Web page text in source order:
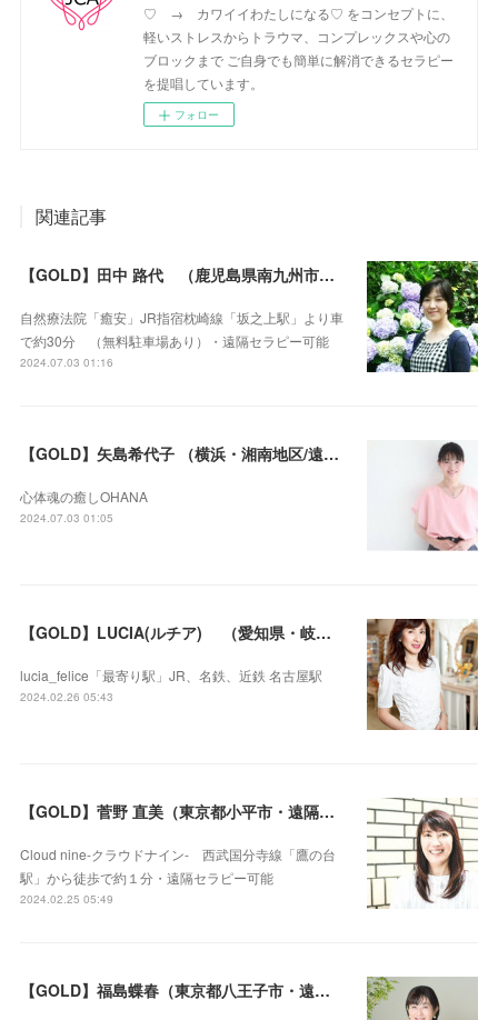
♡ → カワイイわたしになる♡ をコンセプトに、
軽いストレスからトラウマ、コンプレックスや心の
ブロックまで ご自身でも簡単に解消できるセラピー
を提唱しています。
フォロー
関連記事
【GOLD】田中 路代 （鹿児島県南九州市・遠隔セラピー可）
自然療法院「癒安」JR指宿枕崎線「坂之上駅」より車
で約30分 （無料駐車場あり）・遠隔セラピー可能
2024.07.03 01:16
【GOLD】矢島希代子 （横浜・湘南地区/遠隔セラピー可）
心体魂の癒しOHANA
2024.07.03 01:05
【GOLD】LUCIA(ルチア) （愛知県・岐阜県・沖縄県・遠隔セラピー可）
lucia_felice「最寄り駅」JR、名鉄、近鉄 名古屋駅
2024.02.26 05:43
【GOLD】菅野 直美（東京都小平市・遠隔セラピー可）
Cloud nine-クラウドナイン- 西武国分寺線「鷹の台
駅」から徒歩で約１分・遠隔セラピー可能
2024.02.25 05:49
【GOLD】福島蝶春（東京都八王子市・遠隔セラピー可）